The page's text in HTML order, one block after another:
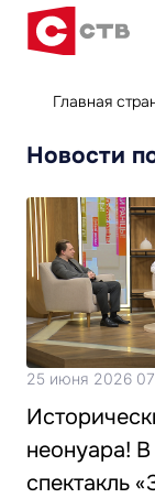
Главная
Новости
25 июня 2026
неонуара!
спектакль